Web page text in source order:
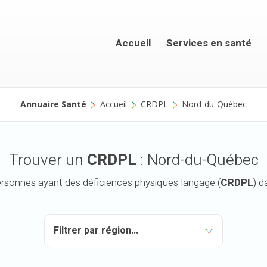
Accueil Services en santé
Annuaire Santé Accueil CRDPL Nord-du-Québec
Trouver un CRDPL : Nord-du-Québec
ayant des déficiences physiques langage (CRDPL)